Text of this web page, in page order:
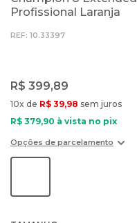
Profissional Laranja
: 10.33397
R$ 399,89
10x de R$ 39,98 sem juros
R$ 379,90 à vista no pix
Opções de parcelamento